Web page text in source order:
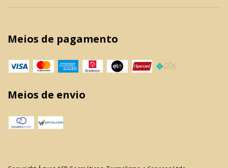
Meios de pagamento
Meios de envio